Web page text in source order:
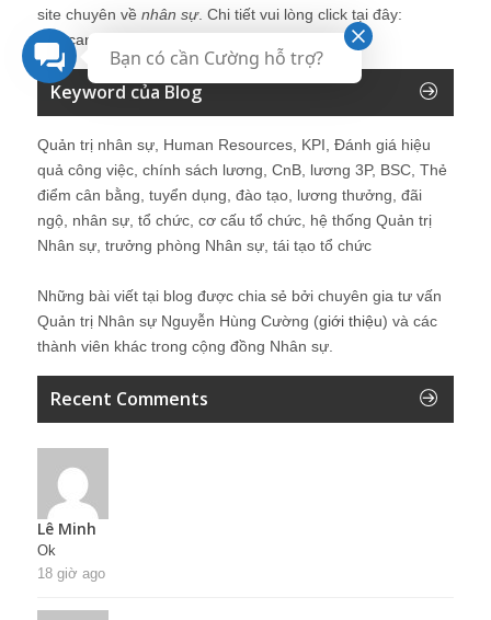
site chuyên về nhân sự. Chi tiết vui lòng click tại đây:
Kinhcan24′s Search
Keyword của Blog
Quản trị nhân sự, Human Resources, KPI, Đánh giá hiệu
quả công việc, chính sách lương, CnB, lương 3P, BSC, Thẻ
điểm cân bằng, tuyển dụng, đào tạo, lương thưởng, đãi
ngộ, nhân sự, tổ chức, cơ cấu tổ chức, hệ thống Quản trị
Nhân sự, trưởng phòng Nhân sự, tái tạo tổ chức
Những bài viết tại blog được chia sẻ bởi chuyên gia tư vấn
Quản trị Nhân sự Nguyễn Hùng Cường (giới thiệu) và các
thành viên khác trong cộng đồng Nhân sự.
Recent Comments
Lê Minh
Ok
18 giờ ago
Bạn có cần Cường hỗ trợ?